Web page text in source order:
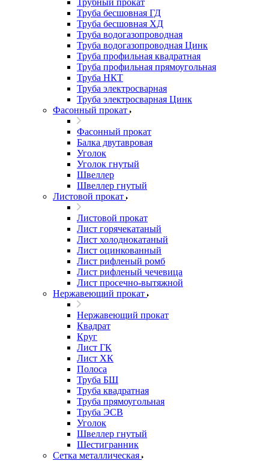
Трубный прокат
Труба бесшовная ГД
Труба бесшовная ХД
Труба водогазопроводная
Труба водогазопроводная Цинк
Труба профильная квадратная
Труба профильная прямоугольная
Труба НКТ
Труба электросварная
Труба электросварная Цинк
Фасонный прокат
Фасонный прокат
Балка двутавровая
Уголок
Уголок гнутый
Швеллер
Швеллер гнутый
Листовой прокат
Листовой прокат
Лист горячекатаный
Лист холоднокатаный
Лист оцинкованный
Лист рифленый ромб
Лист рифленый чечевица
Лист просечно-вытяжной
Нержавеющий прокат
Нержавеющий прокат
Квадрат
Круг
Лист ГК
Лист ХК
Полоса
Труба БШ
Труба квадратная
Труба прямоугольная
Труба ЭСВ
Уголок
Швеллер гнутый
Шестигранник
Сетка металлическая